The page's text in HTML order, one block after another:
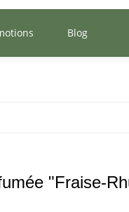
Blog
"Fraise-